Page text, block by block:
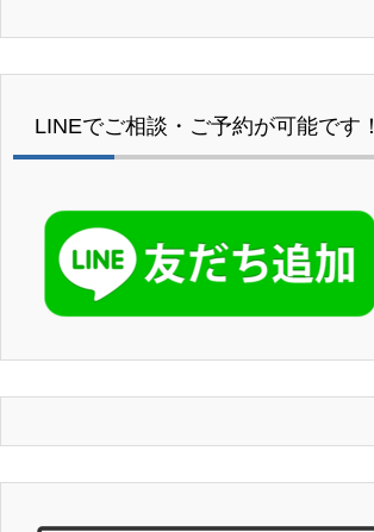
LINEでご相談・ご予約が可能です！